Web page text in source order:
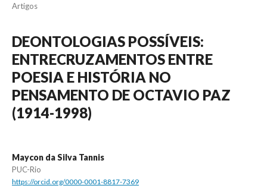
Artigos
DEONTOLOGIAS POSSÍVEIS:
ENTRECRUZAMENTOS ENTRE
POESIA E HISTÓRIA NO
PENSAMENTO DE OCTAVIO PAZ
(1914-1998)
Maycon da Silva Tannis
PUC-Rio
https://orcid.org/0000-0001-8817-7369